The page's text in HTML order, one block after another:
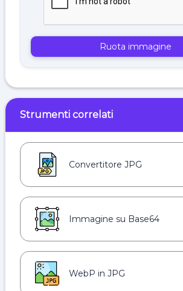
Ruota immagine
Strumenti correlati
Convertitore JPG
Immagine su Base64
WebP in JPG